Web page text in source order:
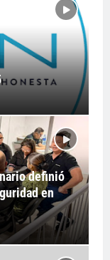
definió
en